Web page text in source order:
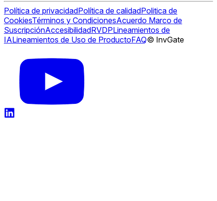
Política de privacidadPolítica de calidadPolitica de
CookiesTérminos y CondicionesAcuerdo Marco de
SuscripciónAccesibilidadRVDPLineamientos de
IALineamientos de Uso de ProductoFAQ© InvGate